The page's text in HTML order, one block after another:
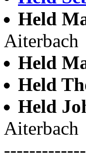
Held
Aiterbach
Held
Held
Held
Aiterbach